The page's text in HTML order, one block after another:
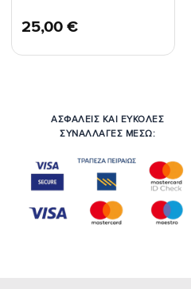
25,00 €
ΑΣΦΑΛΕΙΣ ΚΑΙ ΕΥΚΟΛΕΣ
ΣΥΝΑΛΛΑΓΕΣ ΜΕΣΩ: